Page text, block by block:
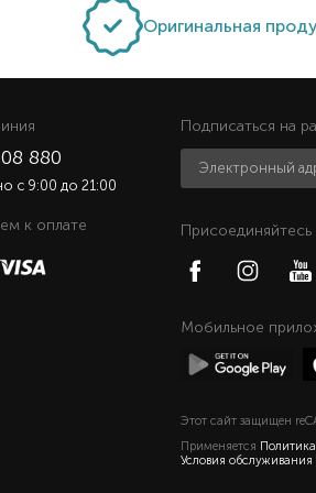
Оригинальная
880
c 9:00 до 21:00
к оплате
Подписаться на
Присоединяйтесь
Мобильное
Этот сайт защищен
Применяется
Условия обслуживания